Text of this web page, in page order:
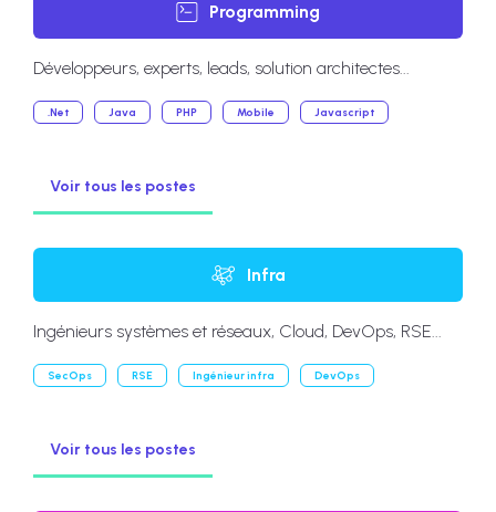
Programming
Développeurs, experts, leads, solution architectes...
.Net Java PHP Mobile Javascript
Voir tous les postes
Infra
Ingénieurs systèmes et réseaux, Cloud, DevOps, RSE...
SecOps RSE Ingénieur infra DevOps
Voir tous les postes